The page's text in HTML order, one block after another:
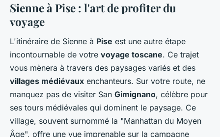
Sienne à Pise : l'art de profiter du
voyage
L'itinéraire de Sienne à Pise est une autre étape
incontournable de votre voyage toscane. Ce trajet
vous mènera à travers des paysages variés et des
villages médiévaux enchanteurs. Sur votre route, ne
manquez pas de visiter San Gimignano, célèbre pour
ses tours médiévales qui dominent le paysage. Ce
village, souvent surnommé la "Manhattan du Moyen
Âge", offre une vue imprenable sur la campagne